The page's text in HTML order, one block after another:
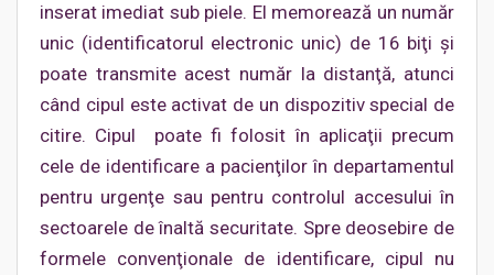
inserat imediat sub piele. El memorează un număr
unic (identificatorul electronic unic) de 16 biţi şi
poate transmite acest număr la distanţă, atunci
când cipul este activat de un dispozitiv special de
citire. Cipul poate fi folosit în aplicaţii precum
cele de identificare a pacienţilor în departamentul
pentru urgenţe sau pentru controlul accesului în
sectoarele de înaltă securitate. Spre deosebire de
formele convenţionale de identificare, cipul nu